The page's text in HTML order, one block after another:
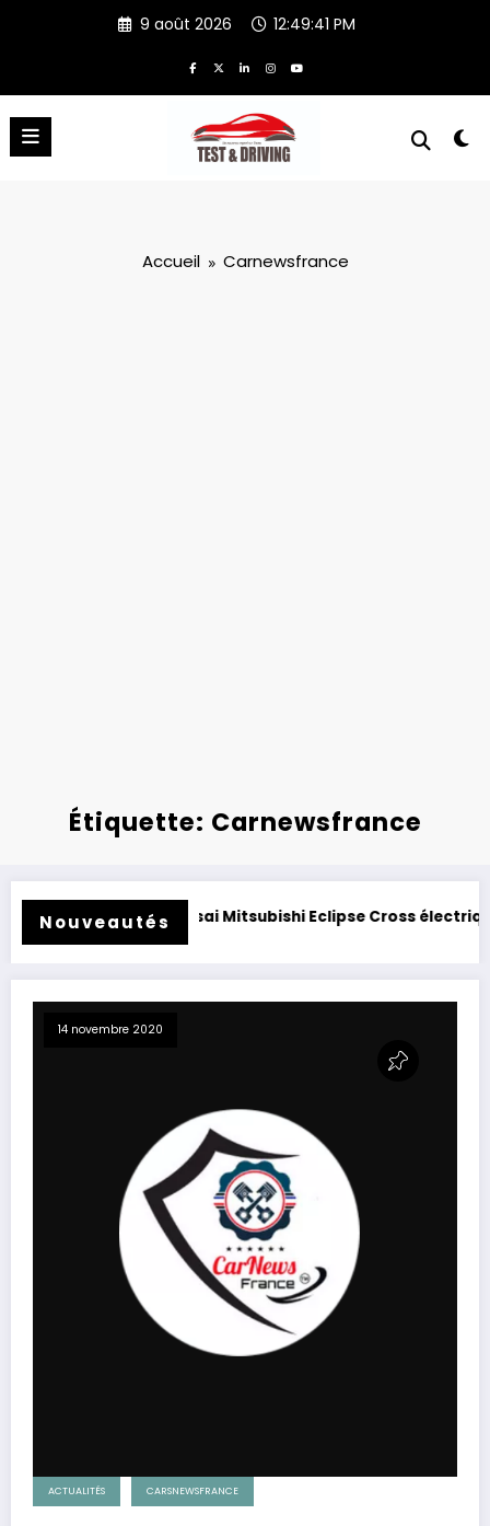
9 août 2026 12:49:41 PM
Accueil Carnewsfrance
Étiquette: Carnewsfrance
Nouveautés
Essai Mitsubishi Eclipse Cross électrique 2026 :
14 novembre 2020
ACTUALITÉS CARSNEWSFRANCE